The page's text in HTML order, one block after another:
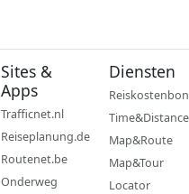
Sites &
Apps
Trafficnet.nl
Reiseplanung.de
Routenet.be
Onderweg
Diensten
Reiskostenbon
Time&Distance
Map&Route
Map&Tour
Locator